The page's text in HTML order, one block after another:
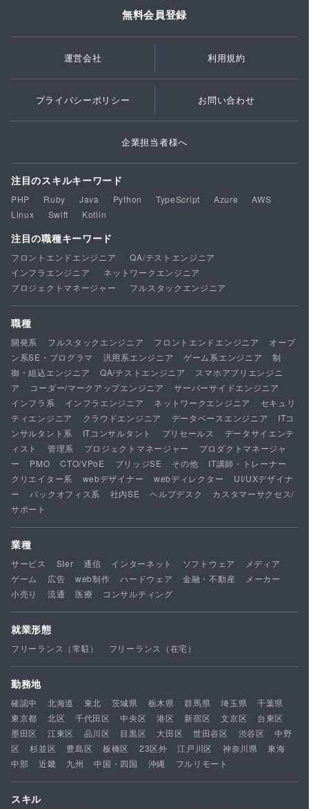
無料会員登録
運営会社 利用規約
プライバシーポリシー お問い合わせ
企業担当者様へ
注目のスキルキーワード
PHP Ruby Java Python TypeScript Azure
AWS
Linux
Swift Kotlin
注目の職種キーワード
フロントエンドエンジニア
QA/テストエンジニア
インフラエンジニア
ネットワークエンジニア
プロジェクトマネージャー
フルスタックエンジニア
職種
開発系 フルスタックエンジニア フロントエンドエンジニア
オープ
ン系SE・プログラマ
汎用系エンジニア ゲーム系エンジニア
制
御・組込エンジニア
QA/テストエンジニア
スマホアプリエンジニ
ア
コーダー/マークアップエンジニア
サーバーサイドエンジニア
インフラ系
インフラエンジニア ネットワークエンジニア
セキュリ
ティエンジニア
クラウドエンジニア データベースエンジニア
ITコ
ンサルタント系
ITコンサルタント プリセールス
データサイエンテ
ィスト
管理系 プロジェクトマネージャー
プロダクトマネージャ
ー
PMO CTO/VPoE ブリッジSE その他
IT講師・トレーナー
クリエイター系
webデザイナー webディレクター
UI/UXデザイナ
ー
バックオフィス系 社内SE ヘルプデスク
カスタマーサクセス/
サポート
業種
サービス SIer 通信 インターネット ソフトウェア
メディア
ゲーム
広告 web制作 ハードウェア 金融・不動産
メーカー
小売り
流通 医療 コンサルティング
就業形態
フリーランス（常駐） フリーランス（在宅）
勤務地
確認中 北海道 東北 茨城県 栃木県 群馬県 埼玉県
千葉県
東京都
北区 千代田区 中央区 港区 新宿区 文京区
台東区
墨田区
江東区 品川区 目黒区 大田区 世田谷区 渋谷区
中野
区
杉並区 豊島区 板橋区 23区外 江戸川区 神奈川県
東海
中部
近畿 九州 中国・四国 沖縄 フルリモート
スキル